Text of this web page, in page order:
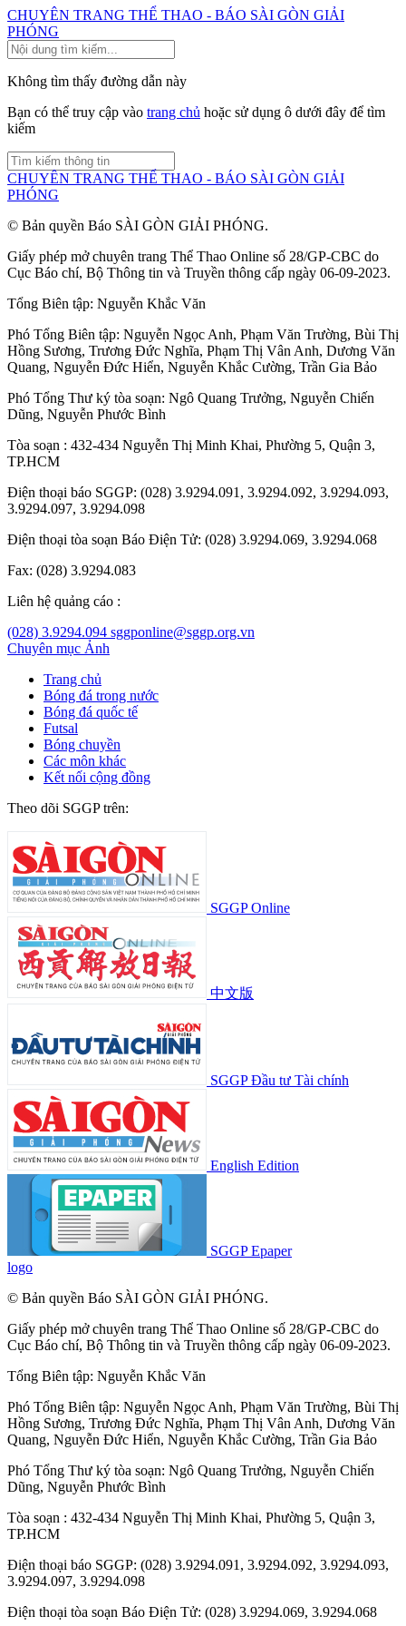
CHUYÊN TRANG THỂ THAO - BÁO SÀI GÒN GIẢI
PHÓNG
Không tìm thấy đường dẫn này
Bạn có thể truy cập vào trang chủ hoặc sử dụng ô dưới đây để tìm
kiếm
CHUYÊN TRANG THỂ THAO - BÁO SÀI GÒN GIẢI
PHÓNG
© Bản quyền Báo SÀI GÒN GIẢI PHÓNG.
Giấy phép mở chuyên trang Thể Thao Online số 28/GP-CBC do
Cục Báo chí, Bộ Thông tin và Truyền thông cấp ngày 06-09-2023.
Tổng Biên tập: Nguyễn Khắc Văn
Phó Tổng Biên tập: Nguyễn Ngọc Anh, Phạm Văn Trường, Bùi Thị
Hồng Sương, Trương Đức Nghĩa, Phạm Thị Vân Anh, Dương Văn
Quang, Nguyễn Đức Hiển, Nguyễn Khắc Cường, Trần Gia Bảo
Phó Tổng Thư ký tòa soạn: Ngô Quang Trưởng, Nguyễn Chiến
Dũng, Nguyễn Phước Bình
Tòa soạn : 432-434 Nguyễn Thị Minh Khai, Phường 5, Quận 3,
TP.HCM
Điện thoại báo SGGP: (028) 3.9294.091, 3.9294.092, 3.9294.093,
3.9294.097, 3.9294.098
Điện thoại tòa soạn Báo Điện Tử: (028) 3.9294.069, 3.9294.068
Fax: (028) 3.9294.083
Liên hệ quảng cáo :
(028) 3.9294.094 sggponline@sggp.org.vn
Chuyên mục Ảnh
Trang chủ
Bóng đá trong nước
Bóng đá quốc tế
Futsal
Bóng chuyền
Các môn khác
Kết nối cộng đồng
Theo dõi SGGP trên:
SGGP Online
中文版
SGGP Đầu tư Tài chính
English Edition
SGGP Epaper
logo
© Bản quyền Báo SÀI GÒN GIẢI PHÓNG.
Giấy phép mở chuyên trang Thể Thao Online số 28/GP-CBC do
Cục Báo chí, Bộ Thông tin và Truyền thông cấp ngày 06-09-2023.
Tổng Biên tập: Nguyễn Khắc Văn
Phó Tổng Biên tập: Nguyễn Ngọc Anh, Phạm Văn Trường, Bùi Thị
Hồng Sương, Trương Đức Nghĩa, Phạm Thị Vân Anh, Dương Văn
Quang, Nguyễn Đức Hiển, Nguyễn Khắc Cường, Trần Gia Bảo
Phó Tổng Thư ký tòa soạn: Ngô Quang Trưởng, Nguyễn Chiến
Dũng, Nguyễn Phước Bình
Tòa soạn : 432-434 Nguyễn Thị Minh Khai, Phường 5, Quận 3,
TP.HCM
Điện thoại báo SGGP: (028) 3.9294.091, 3.9294.092, 3.9294.093,
3.9294.097, 3.9294.098
Điện thoại tòa soạn Báo Điện Tử: (028) 3.9294.069, 3.9294.068